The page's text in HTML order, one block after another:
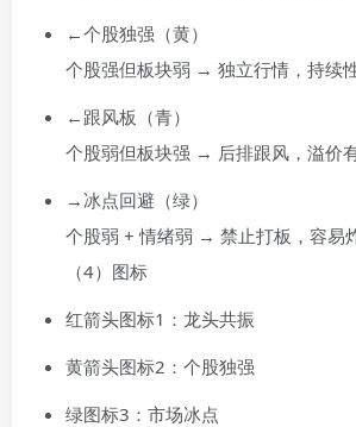
←个股独强（黄）
个股强但板块弱 → 独立行情，持续
←跟风板（青）
个股弱但板块强 → 后排跟风，溢价
→冰点回避（绿）
个股弱 + 情绪弱 → 禁止打板，容易
（4）图标
红箭头图标1：龙头共振
黄箭头图标2：个股独强
绿图标3：市场冰点